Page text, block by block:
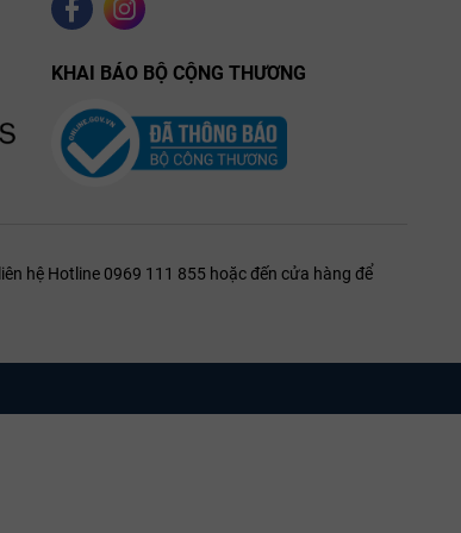
KHAI BÁO BỘ CỘNG THƯƠNG
hệ Hotline 0969 111 855 hoặc đến cửa hàng để